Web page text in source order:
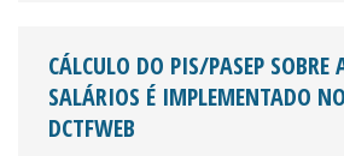
CÁLCULO DO PIS/PASEP SOBRE
SALÁRIOS É IMPLEMENTADO
DCTFWEB